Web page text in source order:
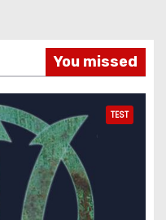
You missed
TEST